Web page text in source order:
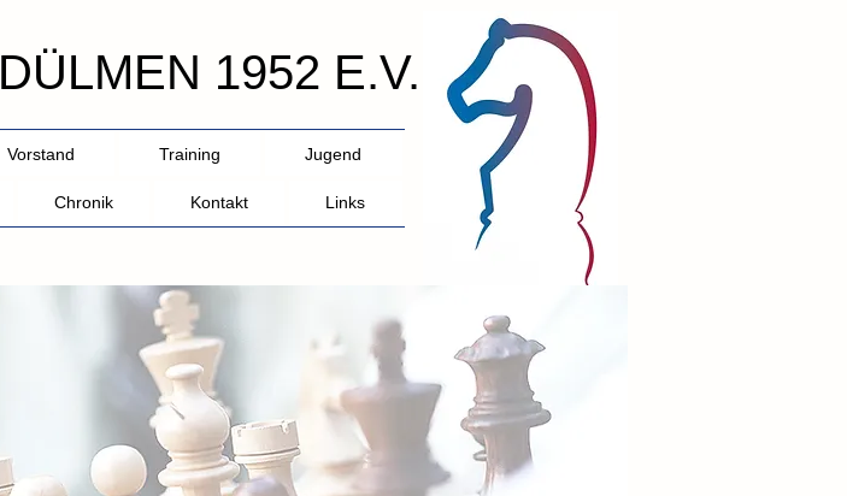
DÜLMEN 1952 E.V.
Vorstand Training Jugend
Chronik Kontakt Links